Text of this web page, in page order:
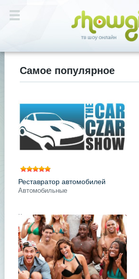
Самое популярное
Реставратор автомобилей
Автомобильные
Классические автомобили ждут
часа своей славы во многих
гаражах Соединенных Штатов,
громко попыхивая старыми
выхлопными трубами и поднимая
пыль. Им
подробнее